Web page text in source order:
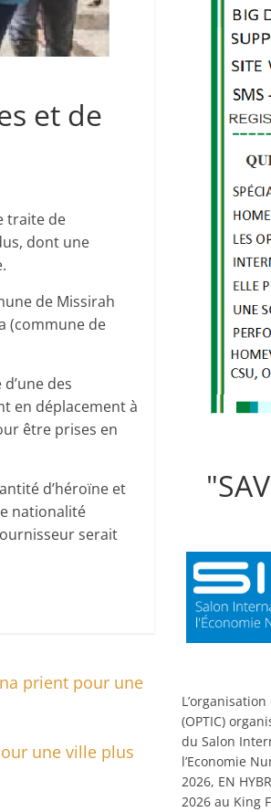
et de
traite de
dont une
de Missirah
(commune de
des
en déplacement à
être prises en
d’héroïne et
nationalité
serait
prient pour une
une ville plus
(OPTIC)
du Salon
l’Economie
2026, EN
2026 au King